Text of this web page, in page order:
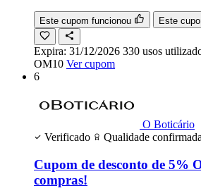
Este cupom funcionou Este
Expira: 31/12/2026 330 usos
OM10 Ver cupom
6
O Boticário
Verificado
Qualidade confirmada
Cupom de desconto de 5%
compras!